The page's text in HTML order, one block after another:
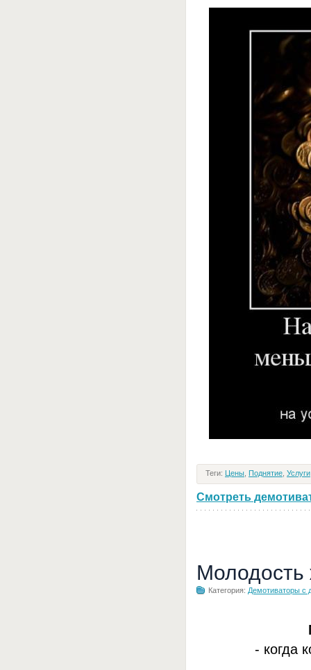
Теги: Цены Поднятие Услуги
Смотреть
Молодость
Категория: Демотиваторы с
- когда